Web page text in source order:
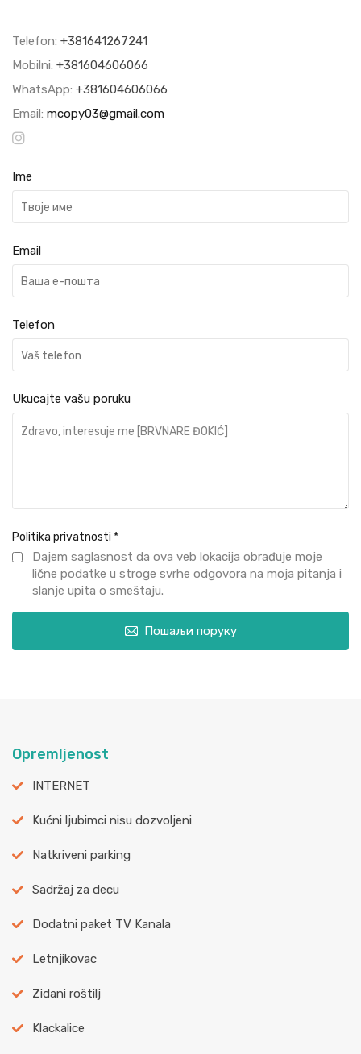
Telefon: +381641267241
Mobilni: +381604606066
WhatsApp: +381604606066
Email: mcopy03@gmail.com
Ime
Email
Telefon
Ukucajte vašu poruku
Politika privatnosti *
Dajem saglasnost da ova veb lokacija obrađuje moje
lične podatke u stroge svrhe odgovora na moja pitanja i
slanje upita o smeštaju.
Пошаљи поруку
Opremljenost
INTERNET
Kućni ljubimci nisu dozvoljeni
Natkriveni parking
Sadržaj za decu
Dodatni paket TV Kanala
Letnjikovac
Zidani roštilj
Klackalice